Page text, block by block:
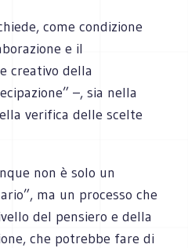
come condizione
e il
creativo della
–, sia nella
verifica delle scelte
non è solo un
ma un processo che
del pensiero e della
che potrebbe fare di